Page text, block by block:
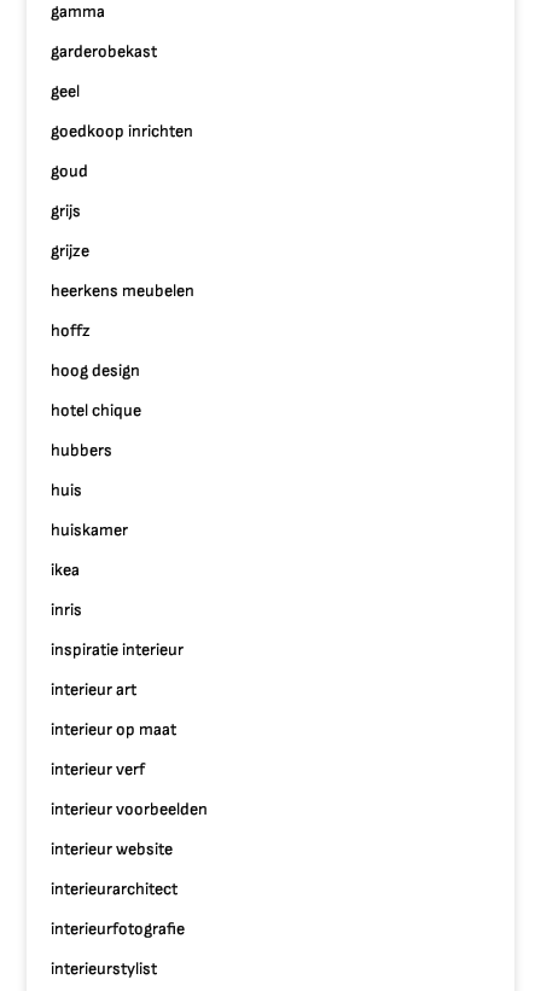
gamma
garderobekast
geel
goedkoop inrichten
goud
grijs
grijze
heerkens meubelen
hoffz
hoog design
hotel chique
hubbers
huis
huiskamer
ikea
inris
inspiratie interieur
interieur art
interieur op maat
interieur verf
interieur voorbeelden
interieur website
interieurarchitect
interieurfotografie
interieurstylist